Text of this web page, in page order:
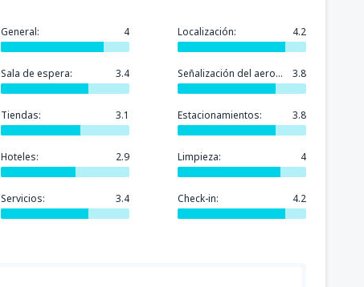
General: 4 Localización: 4.2
Sala de espera: 3.4 Señalización del aeropuerto: 3.8
Tiendas: 3.1 Estacionamientos: 3.8
Hoteles: 2.9 Limpieza: 4
Servicios: 3.4 Check-in: 4.2